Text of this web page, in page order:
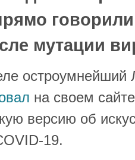
мутации
остроумнейший
на своем
версию об
19.